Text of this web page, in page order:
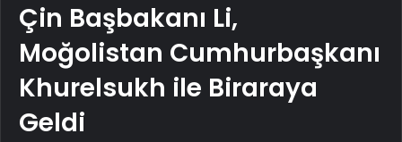
Çin Başbakanı Li,
Moğolistan Cumhurbaşkanı
Khurelsukh ile Biraraya
Geldi